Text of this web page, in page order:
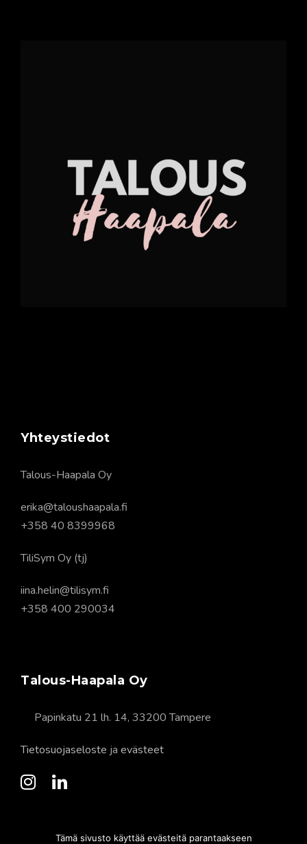
Yhteystiedot
Talous-Haapala Oy
erika@taloushaapala.fi
+358 40 8399968
TiliSym Oy (tj)
iina.helin@tilisym.fi
+358 400 290034
Talous-Haapala Oy
Papinkatu 21 lh. 14, 33200 Tampere
Tietosuojaseloste ja evästeet
Tämä sivusto käyttää evästeitä parantaakseen